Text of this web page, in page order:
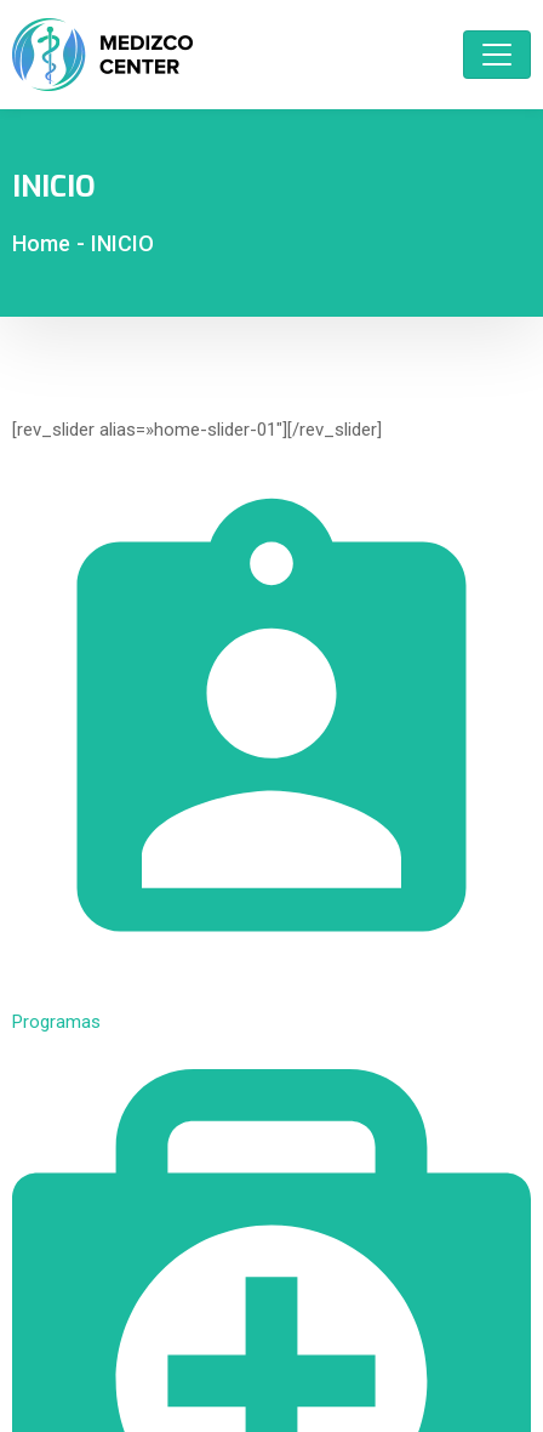
INICIO
Home - INICIO
[rev_slider alias=»home-slider-01″][/rev_slider]
Programas